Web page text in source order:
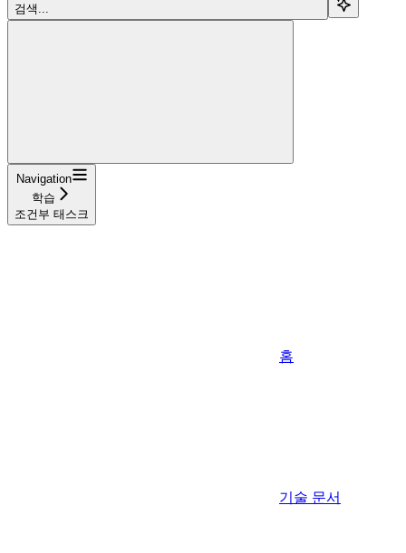
검색...
Navigation
학습
조건부 태스크
홈
기술 문서